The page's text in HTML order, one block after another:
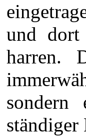
und dort
harren.